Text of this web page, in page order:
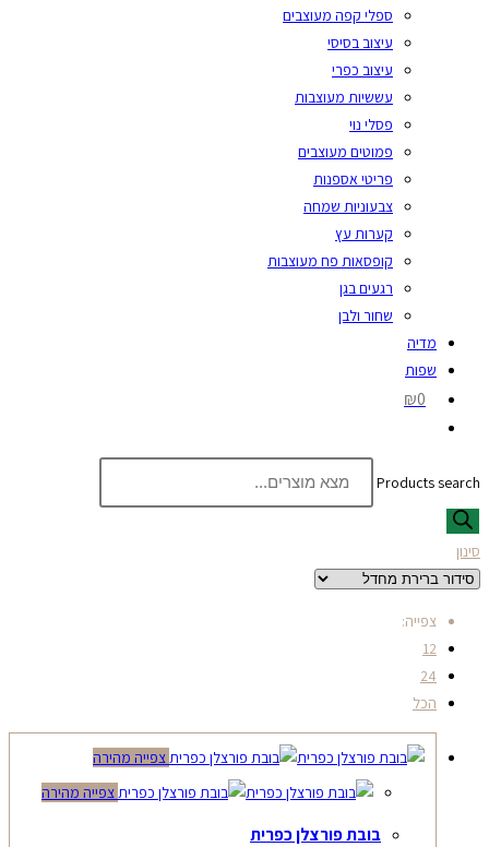
ספלי קפה מעוצבים
עיצוב בסיסי
עיצוב כפרי
עששיות מעוצבות
פסלי נוי
פמוטים מעוצבים
פריטי אספנות
צבעוניות שמחה
קערות עץ
קופסאות פח מעוצבות
רגעים בגן
שחור ולבן
מדיה
שפות
₪0
Products search
סינון
צפייה:
12
24
הכל
צפייה מהירה
צפייה מהירה
בובת פורצלן כפרית